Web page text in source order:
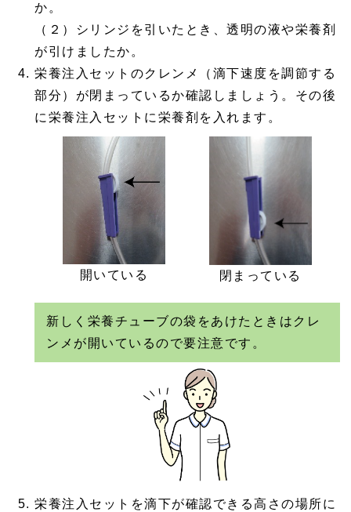
か。
（２）シリンジを引いたとき、透明の液や栄養剤
が引けましたか。
栄養注入セットのクレンメ（滴下速度を調節する
部分）が閉まっているか確認しましょう。その後
に栄養注入セットに栄養剤を入れます。
開いている 閉まっている
新しく栄養チューブの袋をあけたときはクレ
ンメが開いているので要注意です。
栄養注入セットを滴下が確認できる高さの場所に